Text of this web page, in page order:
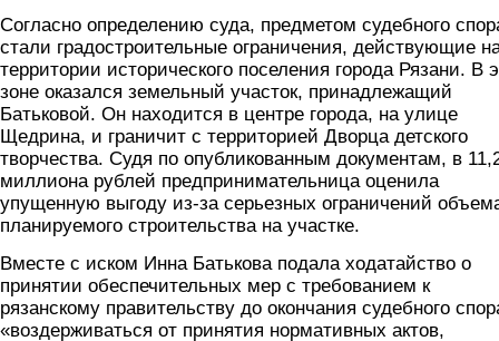
Согласно определению суда, предметом судебного
стали градостроительные ограничения, действующие
территории исторического поселения города Рязани. В
зоне оказался земельный участок, принадлежащий
Батьковой. Он находится в центре города, на улице
Щедрина, и граничит с территорией Дворца детского
творчества. Судя по опубликованным документам, в
миллиона рублей предпринимательница оценила
упущенную выгоду из-за серьезных ограничений
планируемого строительства на участке.
Вместе с иском Инна Батькова подала ходатайство о
принятии обеспечительных мер с требованием к
рязанскому правительству до окончания судебного
«воздерживаться от принятия нормативных актов,